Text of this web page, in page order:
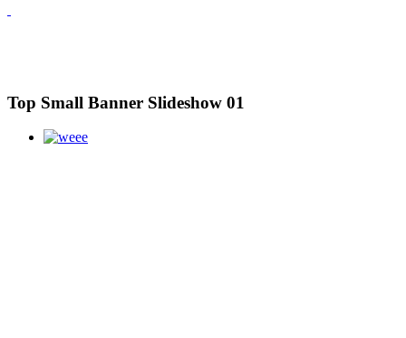
Top Small Banner Slideshow 01